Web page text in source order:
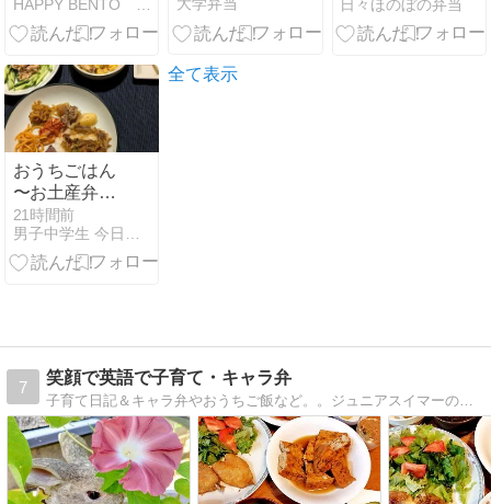
大学弁当
日々ほのぼの弁当
おうちごはん
〜お土産弁当
で豪華夕飯〜
21時間前
男子中学生 今日のお弁当
全て表示
7
笑顔で英語で子育て・キャラ弁
子育て日記＆キャラ弁やおうちご飯など。。ジュニアスイマーの子供たちの為、おかず豊富栄養たっぷりがモットー。